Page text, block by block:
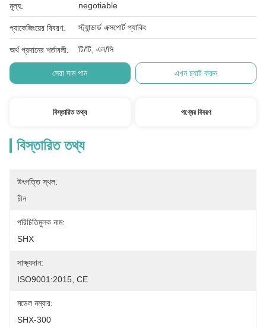
মূল্য: negotiable
প্যাকেজিংয়ের বিবরণ: স্ট্যান্ডার্ড এক্সপোর্ট প্যাকিং
অর্থ প্রদানের শর্তাবলী: টি/টি, এল/সি
সেরা দাম পান এখন চ্যাট করুন
বিস্তারিত তথ্য পণ্যের বিবরণ
বিস্তারিত তথ্য
উৎপত্তি স্থল:
চীন
পরিচিতিমুলক নাম:
SHX
সাক্ষ্যদান:
ISO9001:2015, CE
মডেল নম্বার:
SHX-300